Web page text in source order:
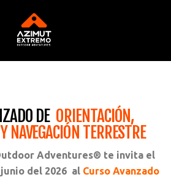
DE ORIENTACIÓN,
NAVEGACIÓN TERRESTRE
Adventures® te invita el
del 2026 al Curso Avanzado